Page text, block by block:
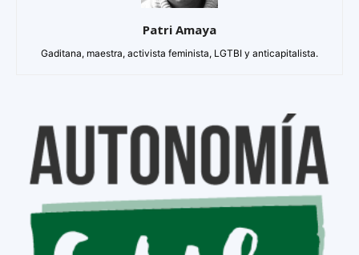
Patri Amaya
Gaditana, maestra, activista feminista, LGTBI y anticapitalista.